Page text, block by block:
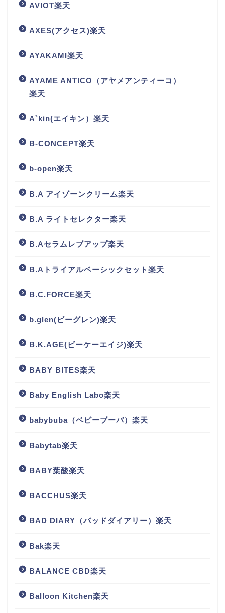
AVIOT楽天
AXES(アクセス)楽天
AYAKAMI楽天
AYAME ANTICO（アヤメアンティーコ）
楽天
A`kin(エイキン）楽天
B-CONCEPT楽天
b-open楽天
B.A アイゾーンクリーム楽天
B.A ライトセレクター楽天
B.Aセラムレブアップ楽天
B.Aトライアルベーシックセット楽天
B.C.FORCE楽天
b.glen(ビーグレン)楽天
B.K.AGE(ビーケーエイジ)楽天
BABY BITES楽天
Baby English Labo楽天
babybuba（ベビーブーバ）楽天
Babytab楽天
BABY葉酸楽天
BACCHUS楽天
BAD DIARY（バッドダイアリー）楽天
Bak楽天
BALANCE CBD楽天
Balloon Kitchen楽天